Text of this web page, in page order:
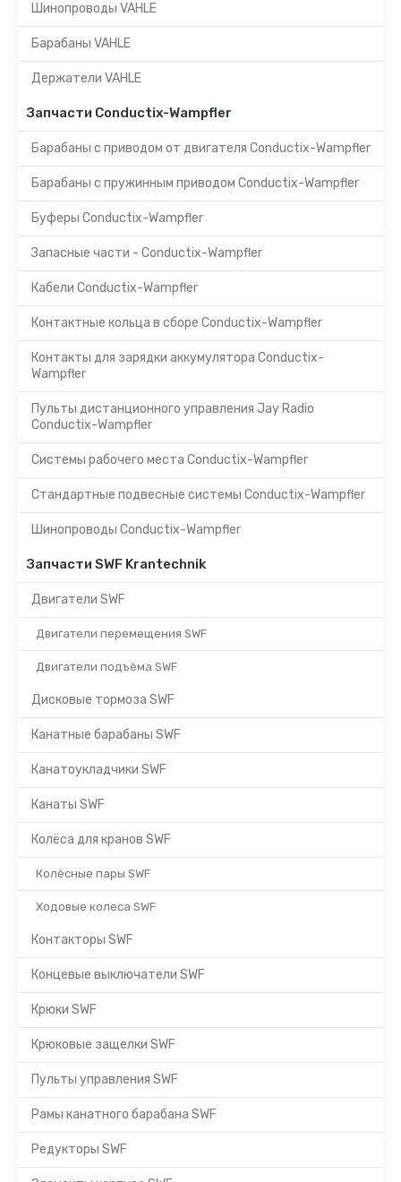
Шинопроводы VAHLE
Барабаны VAHLE
Держатели VAHLE
Запчасти Conductix-Wampfler
Барабаны с приводом от двигателя Conductix-Wampfler
Барабаны с пружинным приводом Conductix-Wampfler
Буферы Conductix-Wampfler
Запасные части - Conductix-Wampfler
Кабели Conductix-Wampfler
Контактные кольца в сборе Conductix-Wampfler
Контакты для зарядки аккумулятора Conductix-
Wampfler
Пульты дистанционного управления Jay Radio
Conductix-Wampfler
Системы рабочего места Conductix-Wampfler
Стандартные подвесные системы Conductix-Wampfler
Шинопроводы Conductix-Wampfler
Запчасти SWF Krantechnik
Двигатели SWF
Двигатели перемещения SWF
Двигатели подъёма SWF
Дисковые тормоза SWF
Канатные барабаны SWF
Канатоукладчики SWF
Канаты SWF
Колёса для кранов SWF
Колёсные пары SWF
Ходовые колеса SWF
Контакторы SWF
Концевые выключатели SWF
Крюки SWF
Крюковые защелки SWF
Пульты управления SWF
Рамы канатного барабана SWF
Редукторы SWF